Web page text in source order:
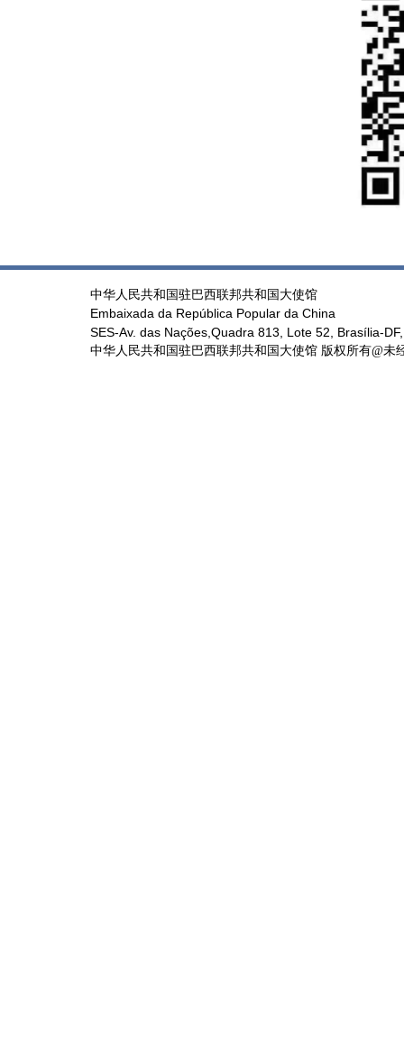
中华人民共和国驻巴西联邦共和国大使馆
Embaixada da República Popular da China
SES-Av. das Nações,Quadra 813, Lote 52, Brasília-
中华人民共和国驻巴西联邦共和国大使馆 版权所有@未